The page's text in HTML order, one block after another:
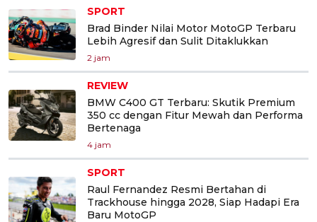
SPORT
Brad Binder Nilai Motor MotoGP Terbaru
Lebih Agresif dan Sulit Ditaklukkan
2 jam
REVIEW
BMW C400 GT Terbaru: Skutik Premium
350 cc dengan Fitur Mewah dan Performa
Bertenaga
4 jam
SPORT
Raul Fernandez Resmi Bertahan di
Trackhouse hingga 2028, Siap Hadapi Era
Baru MotoGP